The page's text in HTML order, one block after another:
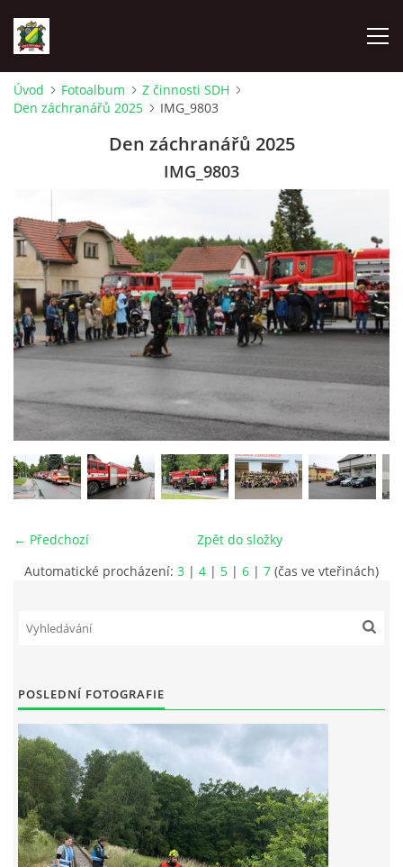
ÚVOD
ZÁSAHOVÁ JEDNOTKA
ZÁSAHY
FOTOALBUM
MLÁDEŽ
NAHLÁŠENÍ PÁLENÍ
PRONÁJEM SÁLU POŽÁRNÍHO DOMU
© 2026 eStránky.cz
Úvod Fotoalbum
Z činnosti SDH
Den záchranářů 2025
IMG_9803
Den záchranářů 2025
IMG_9803
← Předchozí
Zpět do složky
Automatické procházení: 3 | 4 | 5 | 6 | 7 (čas ve vteřinách)
POSLEDNÍ FOTOGRAFIE